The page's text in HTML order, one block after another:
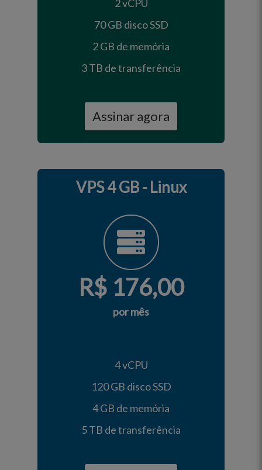
2 vCPU
70 GB disco SSD
2 GB de memória
3 TB de transferência
Assinar agora
VPS 4 GB - Linux
R$ 176,00
por mês
4 vCPU
120 GB disco SSD
4 GB de memória
5 TB de transferência